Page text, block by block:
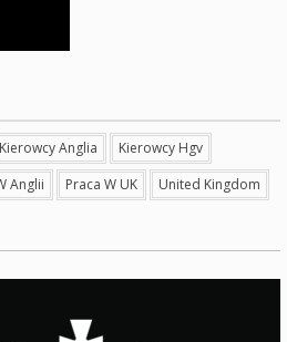
Kierowcy Anglia
Kierowcy Hgv
Anglii Praca W UK United Kingdom